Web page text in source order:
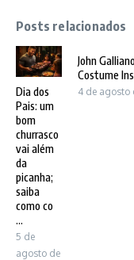
Posts relacionados
Dia dos
Pais: um
bom
churrasco
vai além
da
picanha;
saiba
como co
...
5 de
agosto de
John
Costume
4 de agosto